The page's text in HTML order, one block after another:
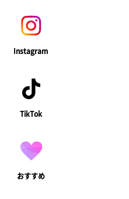
Instagram
TikTok
おすすめ